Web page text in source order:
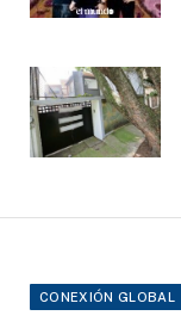
CONEXIÓN GLOBAL